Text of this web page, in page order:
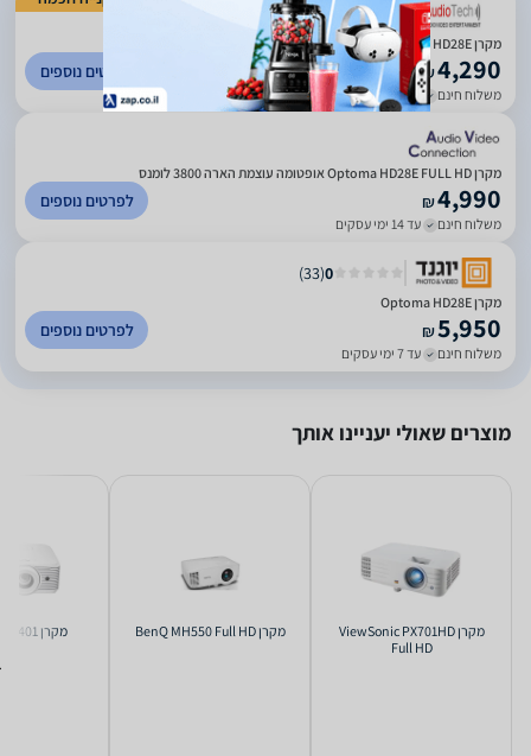
5
(
138
)
מקרן OPTOMA HD28E ומתקן מתנה
₪4,290
משלוח חינם עד 4 ימי עסקים
לפרטים נוספים
מקרן Optoma HD28E FULL HD אופטומה עוצמת הארה 3800 לומנס
₪4,990
משלוח חינם עד 14 ימי עסקים
לפרטים נוספים
0
(
33
)
מקרן Optoma HD28E
₪5,950
משלוח חינם עד 7 ימי עסקים
לפרטים נוספים
מוצרים שאולי יעניינו אותך
מקרן ViewSonic PX701HD
Full HD
מקרן BenQ MH550 Full HD מקרן Optoma EH401